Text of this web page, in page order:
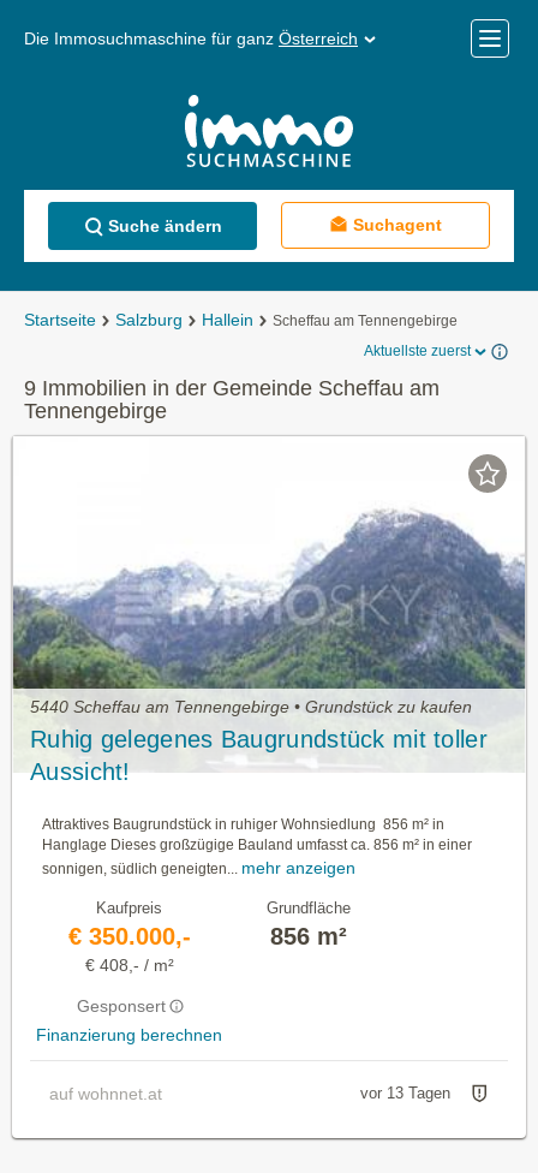
Die Immosuchmaschine für ganz Österreich
Menü
Suche ändern Suchagent
Startseite Salzburg Hallein
Scheffau am Tennengebirge
Aktuellste zuerst
9 Immobilien in der Gemeinde Scheffau am
Tennengebirge
5440 Scheffau am Tennengebirge • Grundstück zu kaufen
Ruhig gelegenes Baugrundstück mit toller
Aussicht!
Attraktives Baugrundstück in ruhiger Wohnsiedlung  856 m² in
Hanglage Dieses großzügige Bauland umfasst ca. 856 m² in einer
sonnigen, südlich geneigten...
mehr anzeigen
Kaufpreis
€ 350.000,-
€ 408,- / m²
Gesponsert
Finanzierung berechnen
Grundfläche
856 m²
auf wohnnet.at vor 13 Tagen